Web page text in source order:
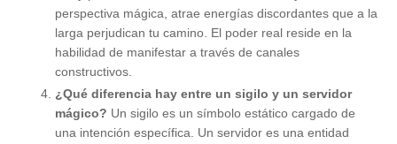
perspectiva mágica, atrae energías discordantes que a la
larga perjudican tu camino. El poder real reside en la
habilidad de manifestar a través de canales
constructivos.
¿Qué diferencia hay entre un sigilo y un servidor
mágico? Un sigilo es un símbolo estático cargado de
una intención específica. Un servidor es una entidad